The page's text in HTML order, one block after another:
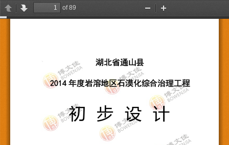
PreviousNext
of 89
Zoom
Out
In
湖北省通山县
2014年度岩溶地区石漠化综合治理工
初